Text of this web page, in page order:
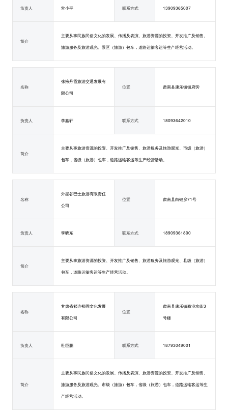
负责人 常小平 联系方式 13909365007
简介
主要从事民族民俗文化的发展、传播及表演、旅游资源的投资、开发推广及销售、
旅游服务及旅游观光、景区（旅游）包车，道路运输客运等生产经营活动。
名称
张掖丹霞旅游交通发展有
限公司
位置 肃南县康乐镇镇府旁
负责人 李鑫轩 联系方式 18093642010
简介
主要从事旅游资源的投资、开发推广及销售、旅游服务及旅游观光、市级（旅游）
包车，省级（旅游）包车，道路运输客运等生产经营活动。
名称
外星谷巴士旅游有限责任
公司
位置 肃南县白银乡71号
负责人 李晓东 联系方式 18909361800
简介
主要从事旅游资源的投资、开发推广及销售、旅游服务及旅游观光、县级（旅游）
包车，道路运输客运等生产经营活动。
名称
甘肃省祁连裕固文化发展
有限公司
位置
肃南县康乐镇商业水街3
号楼
负责人 杜巨鹏 联系方式 18793049001
简介
主要从事民族民俗文化的发展、传播及表演、旅游资源的投资、开发推广及销售、
旅游服务及旅游观光、市级（旅游）包车，省级（旅游）包车，道路运输客运等生
产经营活动。